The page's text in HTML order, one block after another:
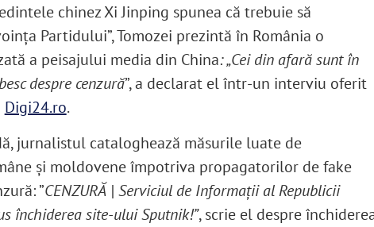
chinez Xi Jinping spunea că trebuie să
Partidului”, Tomozei prezintă în România o
a peisajului media din China: „Cei din afară sunt în
despre cenzură”, a declarat el într-un interviu oferit
Digi24.ro.
jurnalistul cataloghează măsurile luate de
și moldovene împotriva propagatorilor de fake
”CENZURĂ | Serviciul de Informații al Republicii
închiderea site-ului Sputnik!”, scrie el despre